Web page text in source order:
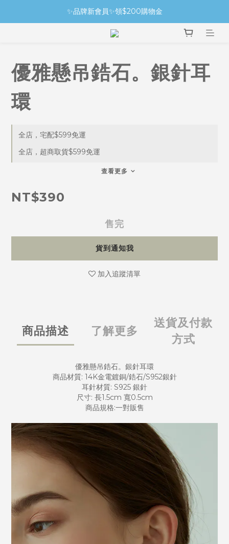
✨品牌新會員✨領$200購物金
優雅懸吊鋯石。銀針耳
環
全店，宅配$599免運
全店，超商取貨$599免運
查看更多
NT$390
售完
貨到通知我
加入追蹤清單
商品描述 了解更多
送貨及付款
方式
優雅懸吊鋯石。銀針耳環
商品材質: 14K金電鍍銅/鋯石/S952銀針
耳針材質: S925 銀針
尺寸: 長1.5cm 寬0.5cm
商品規格:一對販售